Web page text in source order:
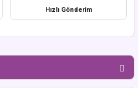
Hızlı Gönderim